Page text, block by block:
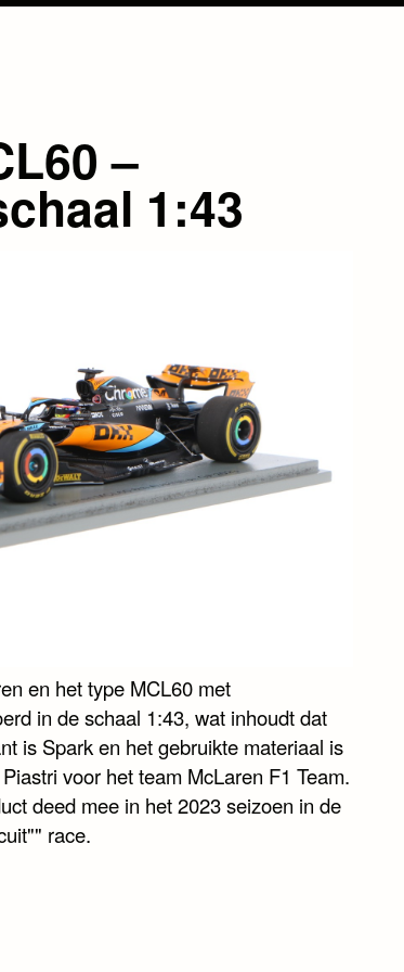
–
1:43
en het type MCL60 met
in de schaal 1:43, wat inhoudt dat
is Spark en het gebruikte materiaal is
voor het team McLaren F1 Team.
deed mee in het 2023 seizoen in de
race.